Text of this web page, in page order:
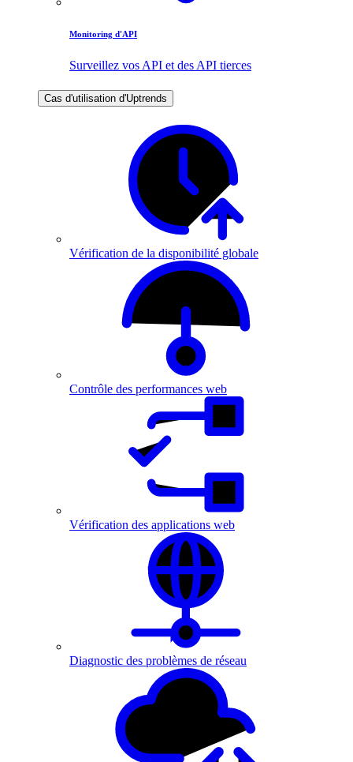
Monitoring d'API
Surveillez vos API et des API tierces
Cas d'utilisation d'Uptrends
Vérification de la disponibilité globale
Contrôle des performances web
Vérification des applications web
Diagnostic des problèmes de réseau